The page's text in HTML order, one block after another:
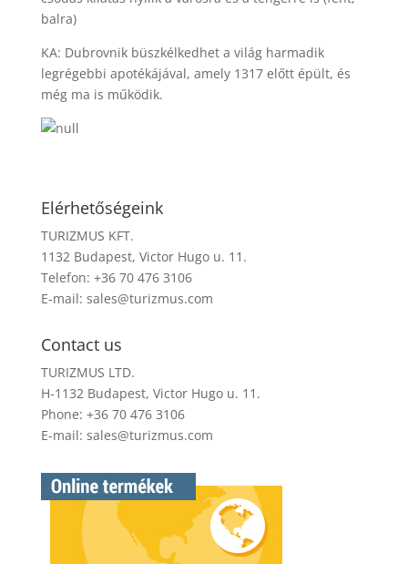
balra)
KA: Dubrovnik büszkélkedhet a világ harmadik
legrégebbi apotékájával, amely 1317 előtt épült, és
még ma is működik.
Elérhetőségeink
TURIZMUS KFT.
1132 Budapest, Victor Hugo u. 11.
Telefon: +36 70 476 3106
E-mail: sales@turizmus.com
Contact us
TURIZMUS LTD.
H-1132 Budapest, Victor Hugo u. 11.
Phone: +36 70 476 3106
E-mail: sales@turizmus.com